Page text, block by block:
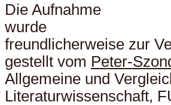
Die Aufnahme
wurde
freundlicherweise zur
gestellt vom Peter-
Allgemeine und
Literaturwissenschaft,